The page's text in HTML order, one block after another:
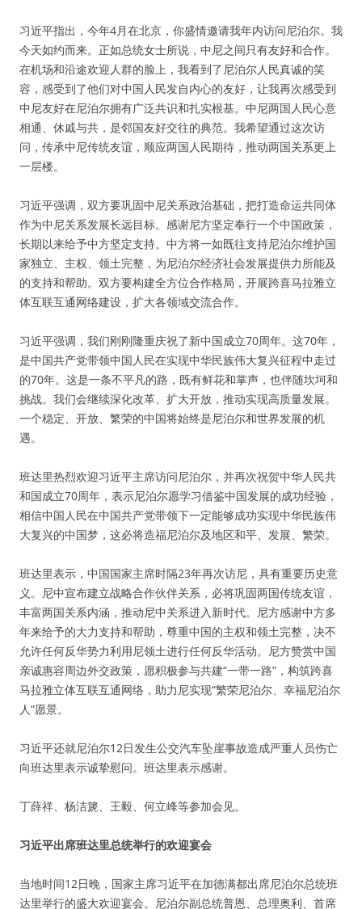
习近平指出，今年4月在北京，你盛情邀请我年内访问尼泊尔。我
今天如约而来。正如总统女士所说，中尼之间只有友好和合作。
在机场和沿途欢迎人群的脸上，我看到了尼泊尔人民真诚的笑
容，感受到了他们对中国人民发自内心的友好，让我再次感受到
中尼友好在尼泊尔拥有广泛共识和扎实根基。中尼两国人民心意
相通、休戚与共，是邻国友好交往的典范。我希望通过这次访
问，传承中尼传统友谊，顺应两国人民期待，推动两国关系更上
一层楼。
习近平强调，双方要巩固中尼关系政治基础，把打造命运共同体
作为中尼关系发展长远目标。感谢尼方坚定奉行一个中国政策，
长期以来给予中方坚定支持。中方将一如既往支持尼泊尔维护国
家独立、主权、领土完整，为尼泊尔经济社会发展提供力所能及
的支持和帮助。双方要构建全方位合作格局，开展跨喜马拉雅立
体互联互通网络建设，扩大各领域交流合作。
习近平强调，我们刚刚隆重庆祝了新中国成立70周年。这70年，
是中国共产党带领中国人民在实现中华民族伟大复兴征程中走过
的70年。这是一条不平凡的路，既有鲜花和掌声，也伴随坎坷和
挑战。我们会继续深化改革、扩大开放，推动实现高质量发展。
一个稳定、开放、繁荣的中国将始终是尼泊尔和世界发展的机
遇。
班达里热烈欢迎习近平主席访问尼泊尔，并再次祝贺中华人民共
和国成立70周年，表示尼泊尔愿学习借鉴中国发展的成功经验，
相信中国人民在中国共产党带领下一定能够成功实现中华民族伟
大复兴的中国梦，这必将造福尼泊尔及地区和平、发展、繁荣。
班达里表示，中国国家主席时隔23年再次访尼，具有重要历史意
义。尼中宣布建立战略合作伙伴关系，必将巩固两国传统友谊，
丰富两国关系内涵，推动尼中关系进入新时代。尼方感谢中方多
年来给予的大力支持和帮助，尊重中国的主权和领土完整，决不
允许任何反华势力利用尼领土进行任何反华活动。尼方赞赏中国
亲诚惠容周边外交政策，愿积极参与共建“一带一路”，构筑跨喜
马拉雅立体互联互通网络，助力尼实现“繁荣尼泊尔、幸福尼泊尔
人”愿景。
习近平还就尼泊尔12日发生公交汽车坠崖事故造成严重人员伤亡
向班达里表示诚挚慰问。班达里表示感谢。
丁薛祥、杨洁篪、王毅、何立峰等参加会见。
习近平出席班达里总统举行的欢迎宴会
当地时间12日晚，国家主席习近平在加德满都出席尼泊尔总统班
达里举行的盛大欢迎宴会。尼泊尔副总统普恩、总理奥利、首席